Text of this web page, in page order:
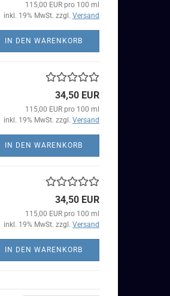
115,00 EUR pro 100 ml
inkl. 19% MwSt. zzgl. Versand
IN DEN WARENKORB
34,50 EUR
115,00 EUR pro 100 ml
inkl. 19% MwSt. zzgl. Versand
IN DEN WARENKORB
34,50 EUR
115,00 EUR pro 100 ml
inkl. 19% MwSt. zzgl. Versand
IN DEN WARENKORB